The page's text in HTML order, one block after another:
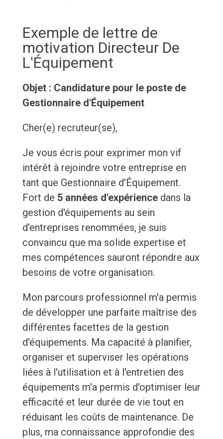
Exemple de lettre de
motivation Directeur De
L'Équipement
Objet : Candidature pour le poste de
Gestionnaire d'Équipement
Cher(e) recruteur(se),
Je vous écris pour exprimer mon vif
intérêt à rejoindre votre entreprise en
tant que Gestionnaire d'Équipement.
Fort de 5 années d'expériencedans la
gestion d'équipements au sein
d'entreprises renommées, je suis
convaincu que ma solide expertise et
mes compétences sauront répondre aux
besoins de votre organisation.
Mon parcours professionnel m'a permis
de développer une parfaite maîtrise des
différentes facettes de la gestion
d'équipements. Ma capacité à planifier,
organiser et superviser les opérations
liées à l'utilisation et à l'entretien des
équipements m'a permis d'optimiser leur
efficacité et leur durée de vie tout en
réduisant les coûts de maintenance. De
plus, ma connaissance approfondie des